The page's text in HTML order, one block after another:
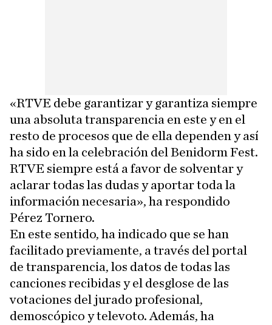
«RTVE debe garantizar y garantiza siempre
una absoluta transparencia en este y en el
resto de procesos que de ella dependen y así
ha sido en la celebración del Benidorm Fest.
RTVE siempre está a favor de solventar y
aclarar todas las dudas y aportar toda la
información necesaria», ha respondido
Pérez Tornero.
En este sentido, ha indicado que se han
facilitado previamente, a través del portal
de transparencia, los datos de todas las
canciones recibidas y el desglose de las
votaciones del jurado profesional,
demoscópico y televoto. Además, ha